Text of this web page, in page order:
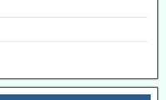
cáfoló
fölmondott Svensmarknak.
kozmikus sugárzás és